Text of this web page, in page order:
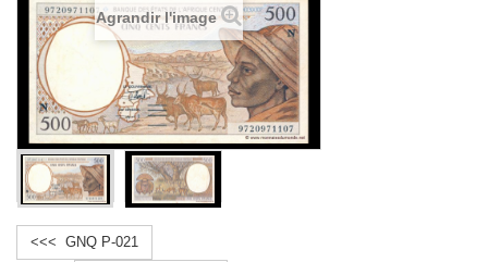
Agrandir l'image
<<< GNQ P-021